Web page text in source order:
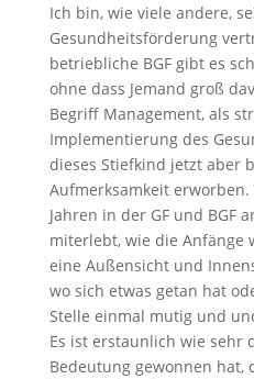
Ich bin, wie viele andere,
Gesundheitsförderung
betriebliche BGF gibt es
ohne dass Jemand groß
Begriff Management, als
Implementierung des
dieses Stiefkind jetzt aber
Aufmerksamkeit
Jahren in der GF und BGF
miterlebt, wie die Anfänge
eine Außensicht und
wo sich etwas getan hat
Stelle einmal mutig und
Es ist erstaunlich wie sehr
Bedeutung gewonnen hat,